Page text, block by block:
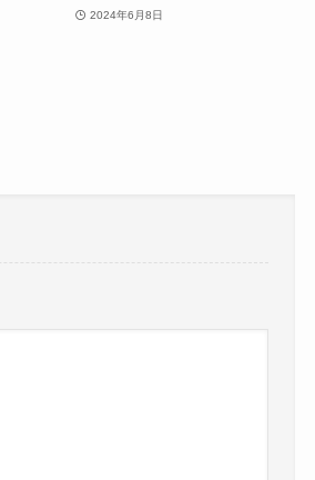
2024年6月8日